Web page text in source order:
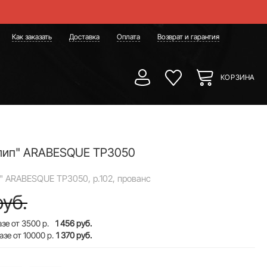
Как заказать Доставка Оплата Возврат и гарантия
КОРЗИНА
ARABESQUE TP3050
TP3050, р.102, прованс
от 3500 р. 1 456 руб.
от 10000 р. 1 370 руб.